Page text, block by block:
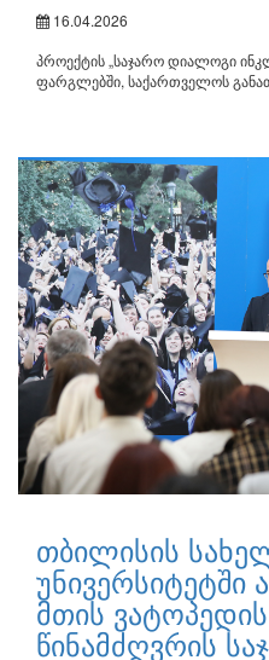
16.04.2026
პროექტის „საჯარო დიალოგი
ფარგლებში, საქართველოს
თბილისის
უნივერსიტეტში
მთის
წინამძღვრის